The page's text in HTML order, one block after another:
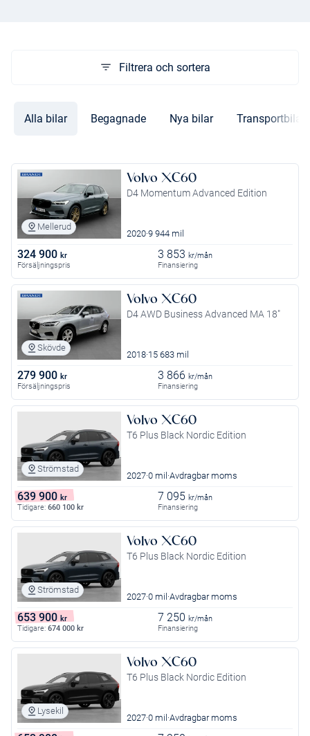
Filtrera och sortera
Alla bilar Begagnade Nya bilar Transportbilar
Mellerud
Volvo XC60
D4 Momentum Advanced Edition
2020 9 944 mil
324 900 kr
Försäljningspris
3 853 kr/mån
Finansiering
Skövde
Volvo XC60
D4 AWD Business Advanced MA 18"
2018 15 683 mil
279 900 kr
Försäljningspris
3 866 kr/mån
Finansiering
Strömstad
Volvo XC60
T6 Plus Black Nordic Edition
2027 0 mil Avdragbar moms
639 900 kr
Tidigare: 660 100 kr
7 095 kr/mån
Finansiering
Strömstad
Volvo XC60
T6 Plus Black Nordic Edition
2027 0 mil Avdragbar moms
653 900 kr
Tidigare: 674 000 kr
7 250 kr/mån
Finansiering
Lysekil
Volvo XC60
T6 Plus Black Nordic Edition
2027 0 mil Avdragbar moms